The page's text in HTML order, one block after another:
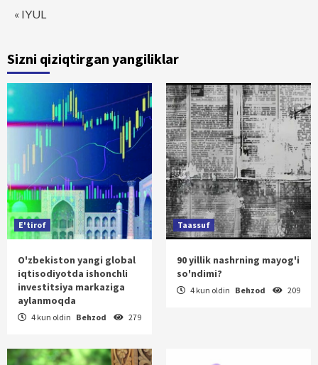
« IYUL
Sizni qiziqtirgan yangiliklar
E'tirof
O'zbekiston yangi global
iqtisodiyotda ishonchli
investitsiya markaziga
aylanmoqda
4 kun oldin Behzod 279
Taassuf
90 yillik nashrning mayog'i
so'ndimi?
4 kun oldin Behzod 209